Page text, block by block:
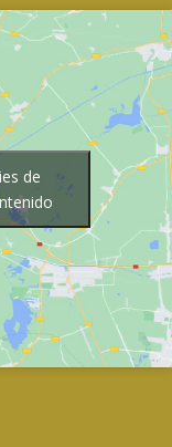
de